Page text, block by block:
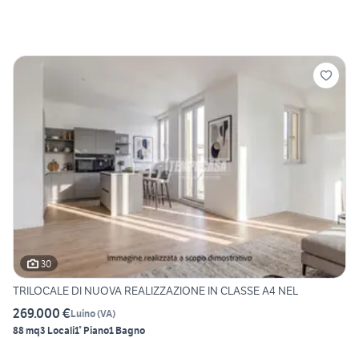
30
TRILOCALE DI NUOVA REALIZZAZIONE IN CLASSE A4 NEL
269.000 €Luino(VA)
88 mq3 Locali1° Piano1 Bagno